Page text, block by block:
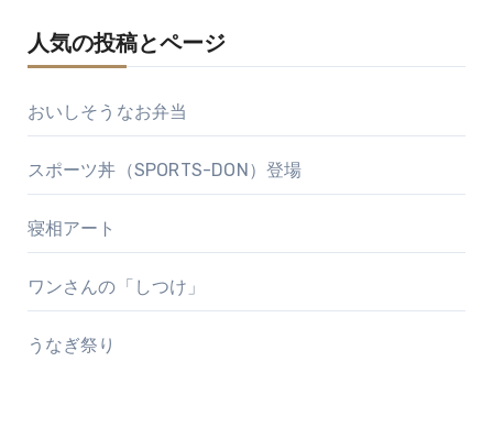
人気の投稿とページ
おいしそうなお弁当
スポーツ丼（SPORTS-DON）登場
寝相アート
ワンさんの「しつけ」
うなぎ祭り